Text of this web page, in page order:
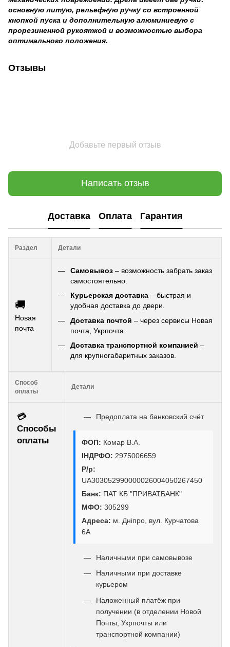
основную литую, рельефную ручку со встроенной
кнопкой пуска и дополнительную алюминиевую с
прорезиненной рукояткой и возможностью выбора
оптимального положения.
Отзывы
Добавьте первый отзыв
Написать отзыв
Доставка Оплата Гарантия
Раздел Детали
🚚
Новая
почта
Самовывоз – возможность забрать заказ
самостоятельно.
Курьерская доставка – быстрая и
удобная доставка до двери.
Доставка почтой – через сервисы Новая
почта, Укрпочта.
Доставка транспортной компанией –
для крупногабаритных заказов.
Способ
оплаты
Детали
💳
Способы
оплаты
Предоплата на банковский счёт
ФОП: Комар В.А.
ІНДРФО: 2975006659
Р/р:
UA303052990000026004050267450
Банк: ПАТ КБ "ПРИВАТБАНК"
МФО: 305299
Адреса: м. Дніпро, вул. Курчатова
6А
Наличными при самовывозе
Наличными при доставке
курьером
Наложенный платёж при
получении (в отделении Новой
Почты, Укрпочты или
транспортной компании)